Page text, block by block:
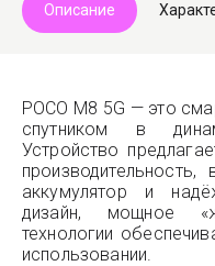
Описание
POCO M8 5G — это
спутником в
Устройство
аккумулятор и
дизайн, мощное
технологии
использовании.